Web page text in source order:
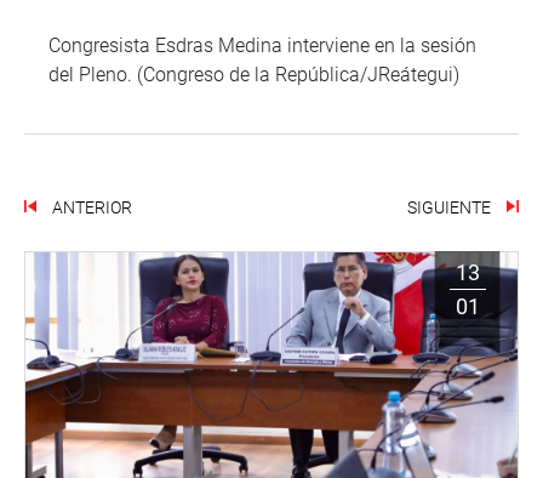
Congresista Esdras Medina interviene en la sesión
del Pleno. (Congreso de la República/JReátegui)
ANTERIOR SIGUIENTE
13
01